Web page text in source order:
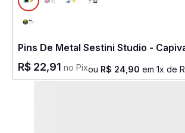
Pins De Metal Sestini Studio -
R$ 22,91 no Pixou R$ 24 90 em 1x de